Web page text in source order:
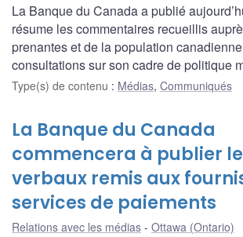
La Banque du Canada a publié
résume les commentaires recueillis
prenantes et de la population
consultations sur son cadre de politique
Type(s) de contenu : Médias, Communiqués
La Banque du Canada
commencera à publier
verbaux remis aux
services de paiements
Relations avec les médias Ottawa (Ontario)